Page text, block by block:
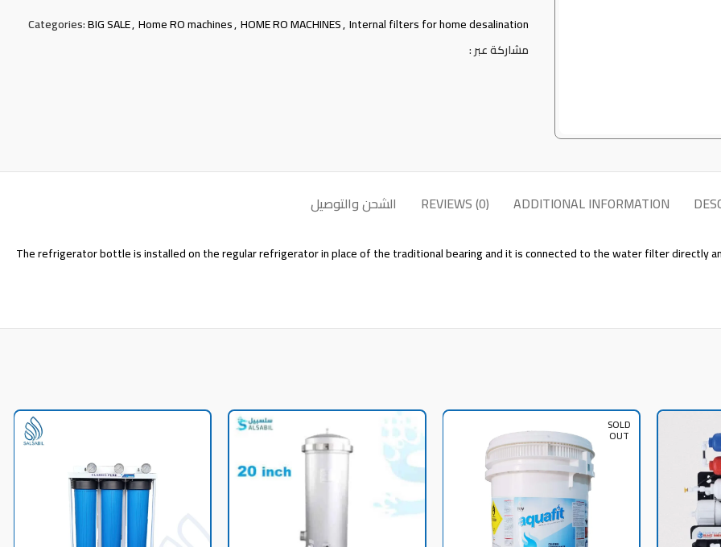
Categories:BIG SALE,Home RO machines,HOME RO MACHINES,Internal filters for home desalination
مشاركة عبر :
ADDITIONAL INFORMATION
REVIEWS (0) الشحن والتوصيل
The refrigerator bottle is installed on the regular refrigerator in place of the traditional bearing and it is connected to the water filter directly
SOLD
OUT